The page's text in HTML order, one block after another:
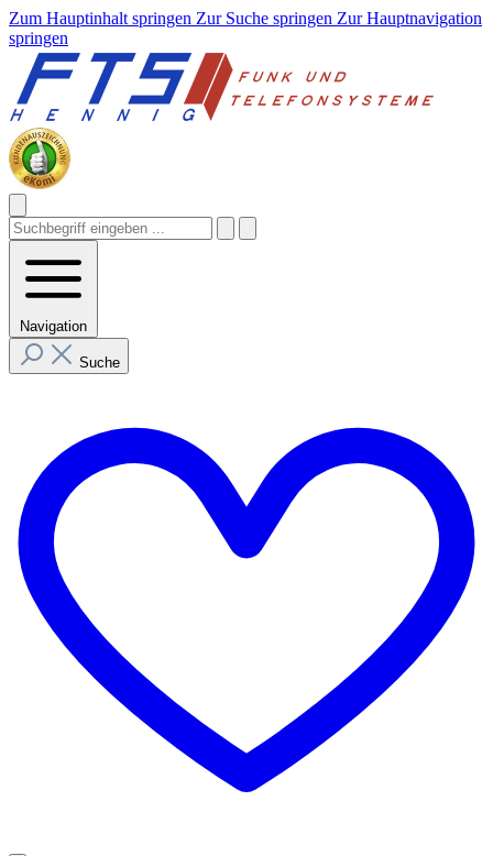
Zum Hauptinhalt springen Zur Suche springen Zur Hauptnavigation
springen
Navigation
Suche